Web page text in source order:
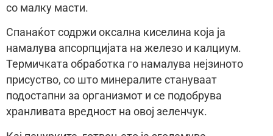
со малку масти.
Спанаќот содржи оксална киселина која ја
намалува апсорпцијата на железо и калциум.
Термичката обработка го намалува нејзиното
присуство, со што минералите стануваат
подостапни за организмот и се подобрува
хранливата вредност на овој зеленчук.